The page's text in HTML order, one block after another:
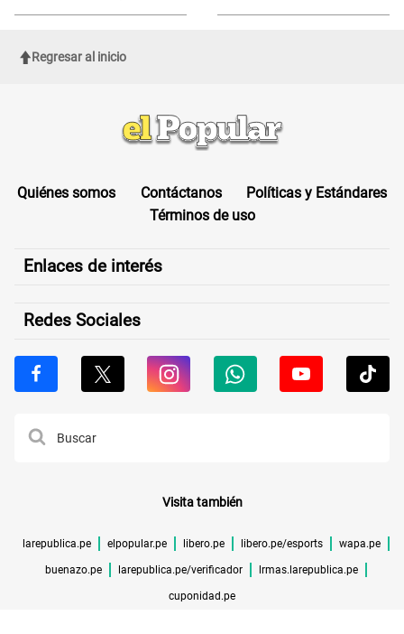
sufrir una "emergencia médica"
Regresar al inicio
Quiénes somos Contáctanos
Políticas y Estándares
Términos de uso
Enlaces de interés
Redes Sociales
Visita también
larepublica.pe elpopular.pe libero.pe libero.pe/esports wapa.pe
buenazo.pe larepublica.pe/verificador lrmas.larepublica.pe
cuponidad.pe